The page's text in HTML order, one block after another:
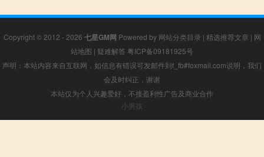
Copyright © 2012 - 2026 七星GM网 Powered by 网站分类目录 | 精选推荐文章 | 网
站地图 | 疑难解答 粤ICP备09181925号
声明：本站内容来自互联网，如信息有错误可发邮件到f_fb#foxmail.com说明，我们
会及时纠正，谢谢
本站仅为个人兴趣爱好，不接盈利性广告及商业合作
小男孩